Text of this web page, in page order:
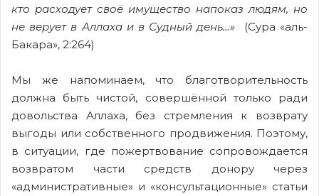
кто расходует своё имущество напоказ людям, но
не верует в Аллаха и в Судный день…» (Сура «аль-
Бакара», 2:264)
Мы же напоминаем, что благотворительность
должна быть чистой, совершённой только ради
довольства Аллаха, без стремления к возврату
выгоды или собственного продвижения. Поэтому,
в ситуации, где пожертвование сопровождается
возвратом части средств донору через
«административные» и «консультационные» статьи